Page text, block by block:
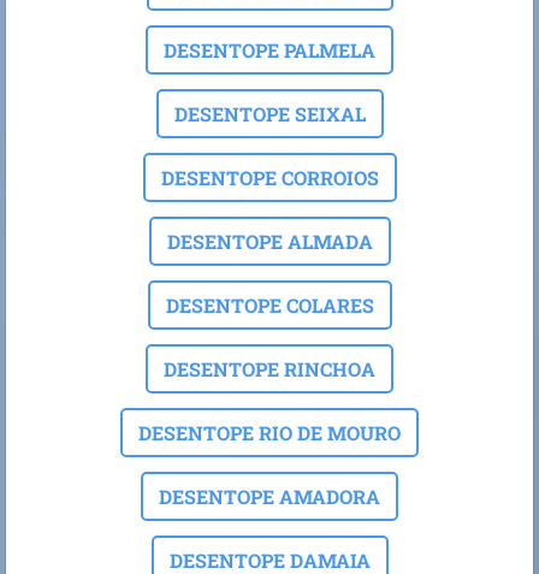
DESENTOPE PALMELA
DESENTOPE SEIXAL
DESENTOPE CORROIOS
DESENTOPE ALMADA
DESENTOPE COLARES
DESENTOPE RINCHOA
DESENTOPE RIO DE MOURO
DESENTOPE AMADORA
DESENTOPE DAMAIA